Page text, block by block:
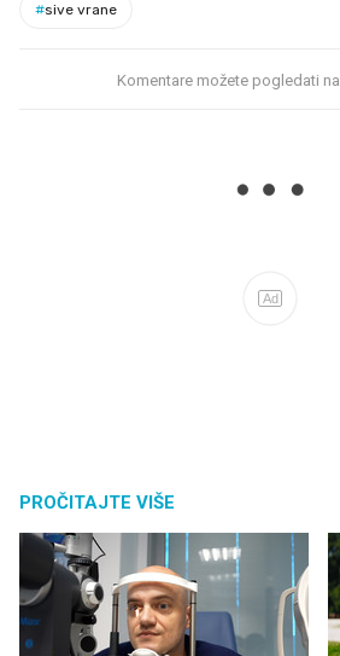
#sive vrane
Komentare možete pogledati na
Ad
PROČITAJTE VIŠE